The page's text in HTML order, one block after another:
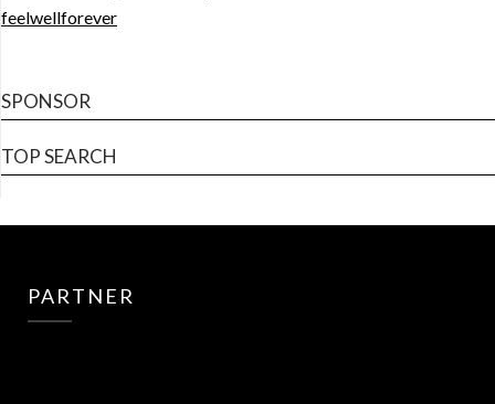
feelwellforever
SPONSOR
TOP SEARCH
PARTNER